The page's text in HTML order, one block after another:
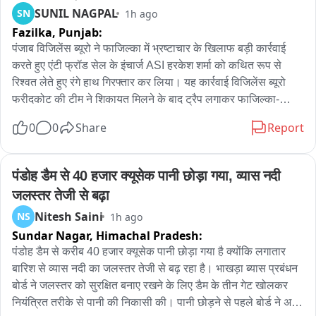
SN SUNIL NAGPAL 1h ago
Fazilka, Punjab:
पंजाब विजिलेंस ब्यूरो ने फाजिल्का में भ्रष्टाचार के खिलाफ बड़ी कार्रवाई
करते हुए एंटी फ्रॉड सेल के इंचार्ज ASI हरकेश शर्मा को कथित रूप से
रिश्वत लेते हुए रंगे हाथ गिरफ्तार कर लिया। यह कार्रवाई विजिलेंस ब्यूरो
फरीदकोट की टीम ने शिकायत मिलने के बाद ट्रैप लगाकर फाजिल्का-
पास दो पक्षों के बीच करीब 11-12 लाख रुपये के लेनदेन का मामला पहुंचा
और मामला उनके पक्ष में निपटाने का भरोसा देकर रिश्वत की मांग की। जब
रिश्वत की रकम देने का समय आया तो संबंधित पक्ष ने विजिलेंस ब्यूरो
फरीदकोट को शिकायत दे दी। शिकायत के आधार पर विजिलेंस टीम ने
योजनाबद्ध तरीके से ट्रैप लगाया और आरोपी ASI को कथित तौर पर 40
हजार की रिश्वत लेते हुए रंगे हाथ गिरफ्तार कर लिया। गिरफ्तारी के बाद
विजिलेंस टीम आरोपी को फाजिल्का स्थित एसएसपी कार्यालय की दूसरी
मंजिल पर बने एंटी फ्रॉड सेल कार्यालय लेकर पहुंची, जहां आवश्यक कार्रवाई
पूरी की गई। इसके बाद उसे आगे की कानूनी कार्रवाई के लिए फरीदकोट ले
जाया गया। फिलहाल विजिलेंस ब्यूरो पूरे मामले की जांच कर रहा है और
0 0 Share Report
पंडोह डैम से 40 हजार क्यूसेक पानी छोड़ा गया, व्यास नदी
जलस्तर तेजी से बढ़ा
NS Nitesh Saini 1h ago
Sundar Nagar, Himachal Pradesh:
पंडोह डैम से करीब 40 हजार क्यूसेक पानी छोड़ा गया है क्योंकि लगातार
बारिश से व्यास नदी का जलस्तर तेजी से बढ़ रहा है। भाखड़ा ब्यास प्रबंधन
बोर्ड ने जलस्तर को सुरक्षित बनाए रखने के लिए डैम के तीन गेट खोलकर
नियंत्रित तरीके से पानी की निकासी की। पानी छोड़ने से पहले बोर्ड ने अर्ली